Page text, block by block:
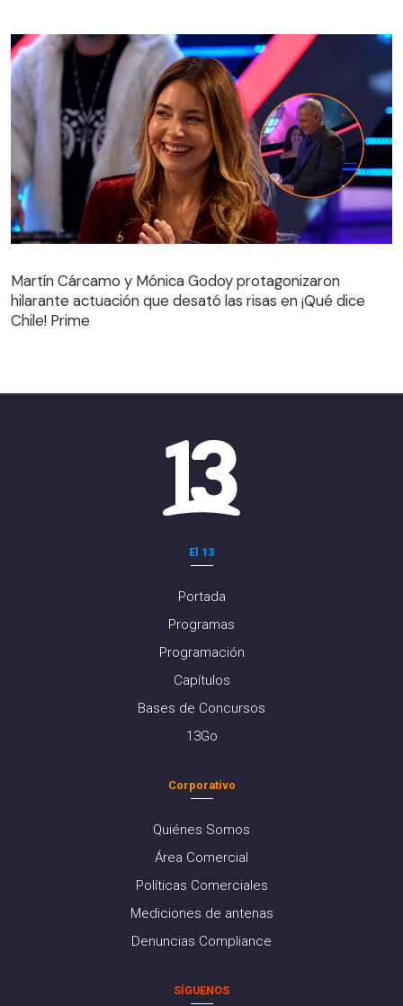
hilarante actuación que desató las risas en ¡Qué dice
Chile! Prime
Martín Cárcamo y Mónica Godoy protagonizaron
hilarante actuación que desató las risas en ¡Qué dice
Chile! Prime
El 13
Portada
Programas
Programación
Capítulos
Bases de Concursos
13Go
Corporativo
Quiénes Somos
Área Comercial
Políticas Comerciales
Mediciones de antenas
Denuncias Compliance
SÍGUENOS